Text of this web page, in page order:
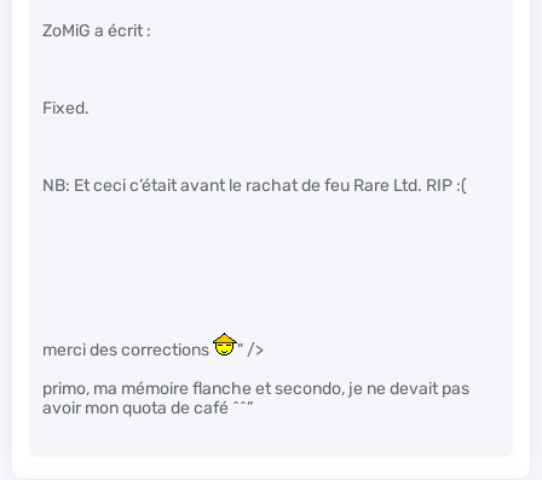
ZoMiG a écrit :
Fixed.
NB: Et ceci c’était avant le rachat de feu Rare Ltd. RIP :(
merci des corrections
" />
primo, ma mémoire flanche et secondo, je ne devait pas
avoir mon quota de café ^^”